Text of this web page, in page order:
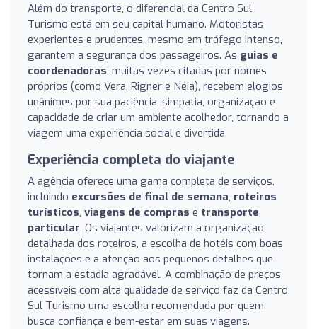
Além do transporte, o diferencial da Centro Sul
Turismo está em seu capital humano. Motoristas
experientes e prudentes, mesmo em tráfego intenso,
garantem a segurança dos passageiros. As guias e
coordenadoras, muitas vezes citadas por nomes
próprios (como Vera, Rigner e Néia), recebem elogios
unânimes por sua paciência, simpatia, organização e
capacidade de criar um ambiente acolhedor, tornando a
viagem uma experiência social e divertida.
Experiência completa do viajante
A agência oferece uma gama completa de serviços,
incluindo excursões de final de semana, roteiros
turísticos, viagens de compras e transporte
particular. Os viajantes valorizam a organização
detalhada dos roteiros, a escolha de hotéis com boas
instalações e a atenção aos pequenos detalhes que
tornam a estadia agradável. A combinação de preços
acessíveis com alta qualidade de serviço faz da Centro
Sul Turismo uma escolha recomendada por quem
busca confiança e bem-estar em suas viagens.